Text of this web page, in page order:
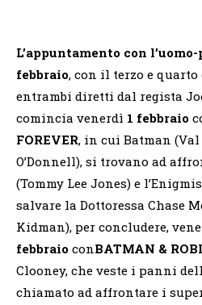
L’appuntamento con
febbraio, con il terzo e
entrambi diretti dal regista
comincia venerdì 1 febbraio
FOREVER, in cui Batman
O’Donnell), si trovano ad
(Tommy Lee Jones) e
salvare la Dottoressa Chase
Kidman), per concludere,
febbraio conBATMAN &
Clooney, che veste i panni
chiamato ad affrontare i